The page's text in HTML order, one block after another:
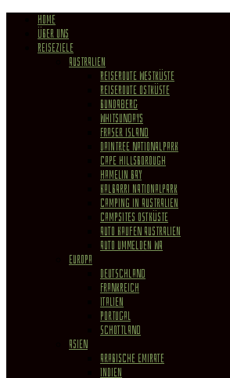
HOME
ÜBER UNS
REISEZIELE
Australien
Reiseroute Westküste
Reiseroute Ostküste
Bundaberg
Whitsundays
Fraser Island
Daintree Nationalpark
Cape Hillsborough
Hamelin Bay
Kalbarri Nationalpark
Camping in Australien
Campsites Ostküste
Auto kaufen Australien
Auto ummelden WA
Europa
Deutschland
Frankreich
Italien
Portugal
Schottland
Asien
Arabische Emirate
Indien